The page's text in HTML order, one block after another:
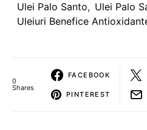
Ulei Palo Santo, Ulei Palo
Uleiuri Benefice
0
Shares
FACEBOOK
PINTEREST